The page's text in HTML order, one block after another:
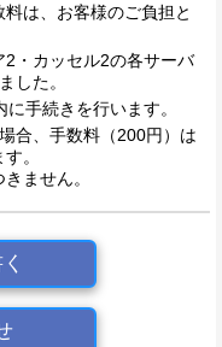
は、お客様のご負担と
・カッセル2の各サーバ
した。
手続きを行います。
合、手数料（200円）は
。
ません。